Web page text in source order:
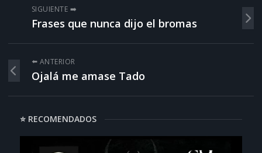
SIGUIENTE ➡️
Frases que nunca dijo el bromas
⬅️ ANTERIOR
Ojalá me amase Tado
⭐ RECOMENDADOS